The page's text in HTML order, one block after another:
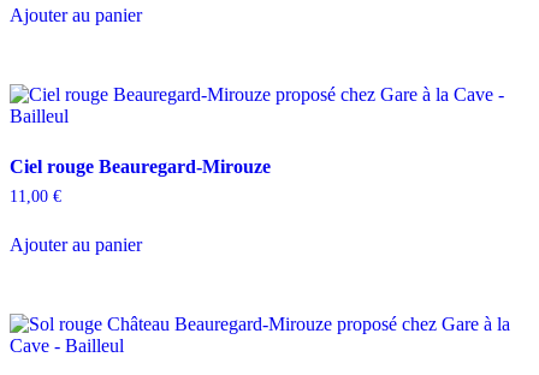
Ajouter au panier
Ciel rouge Beauregard-Mirouze
11,00 €
Ajouter au panier